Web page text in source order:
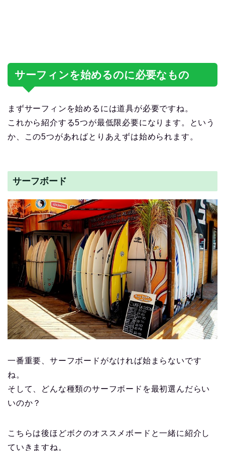
サーフィンを始めるのに必要なもの
まずサーフィンを始めるには道具が必要ですね。
これから紹介する5つが最低限必要になります。という
か、この5つがあればとりあえずは始められます。
サーフボード
一番重要、サーフボードがなければ始まらないです
ね。
そして、どんな種類のサーフボードを最初選んだらい
いのか？
こちらは後ほどボクのオススメボードと一緒に紹介し
ていきますね。